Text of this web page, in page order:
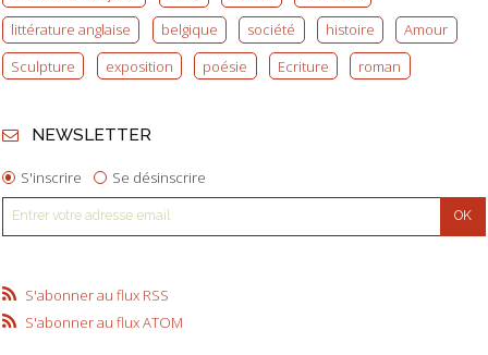
littérature anglaise
belgique société histoire
Amour
Sculpture
exposition poésie Ecriture roman
NEWSLETTER
S'inscrire Se désinscrire
S'abonner au flux RSS
S'abonner au flux ATOM